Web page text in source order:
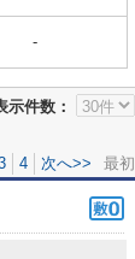
-
示件数：
4 次へ>> 最初